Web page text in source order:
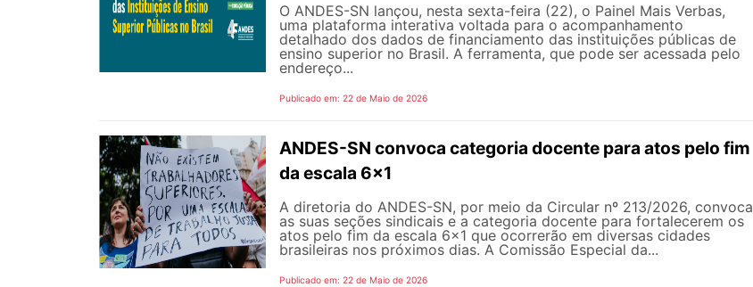
O ANDES-SN lançou, nesta sexta-feira (22), o Painel Mais Verbas,
uma plataforma interativa voltada para o acompanhamento
detalhado dos dados de financiamento das instituições públicas de
ensino superior no Brasil. A ferramenta, que pode ser acessada pelo
endereço...
Publicado em: 22 de Maio de 2026
ANDES-SN convoca categoria docente para atos pelo fim
da escala 6x1
A diretoria do ANDES-SN, por meio da Circular nº 213/2026, convoca
as suas seções sindicais e a categoria docente para fortalecerem os
atos pelo fim da escala 6x1 que ocorrerão em diversas cidades
brasileiras nos próximos dias. A Comissão Especial da...
Publicado em: 22 de Maio de 2026